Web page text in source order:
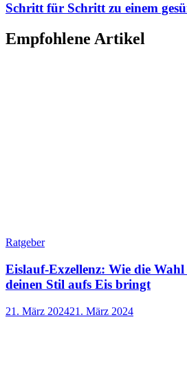
Schritt für Schritt zu einem
Empfohlene Artikel
Ratgeber
Eislauf-Exzellenz: Wie die
deinen Stil aufs Eis bringt
21. März 202421. März 2024